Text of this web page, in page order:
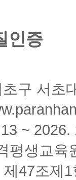
인증
구 서초
~ 2026.
평생교육
제47조